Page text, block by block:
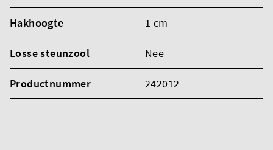
Hakhoogte 1 cm
Losse steunzool Nee
Productnummer 242012